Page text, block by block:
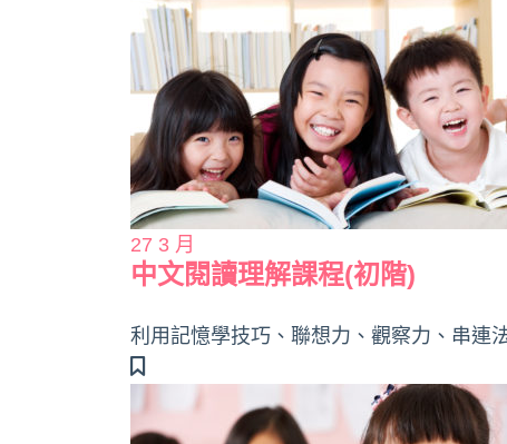
27 3 月
中文閱讀理解課程(初階)
利用記憶學技巧、聯想力、觀察力、串連